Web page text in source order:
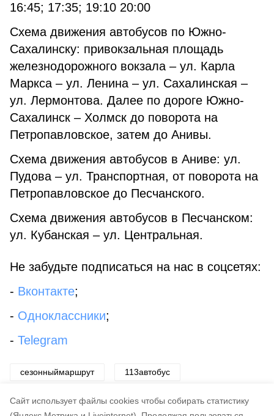
Cайт использует файлы cookies чтобы собирать статистику
16:45; 17:35; 19:10 20:00
Схема движения автобусов по Юж­но-
Сахалинску: привокзальная площадь
железнодорожного вокзала – ул. Карла
Маркса – ул. Ленина – ул. Сахалинская –
ул. Лермонтова. Далее по дороге Южно-
Сахалинск – Холмск до поворота на
Петропавлов­ское, затем до Анивы.
Схема движения автобусов в Ани­ве: ул.
Пудова – ул. Транспортная, от поворота на
Петропавловское до Пес­чанского.
Схема движения автобусов в Пес­чанском:
ул. Кубанская – ул. Центральная.
Не забудьте подписаться на нас в соцсетях:
- Вконтакте;
- Одноклассники;
- Telegram
сезонныймаршрут 113автобус
анивскийпляж